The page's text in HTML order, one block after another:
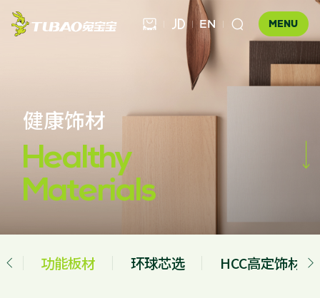
MENU
  EN 
健康饰材
科技木
健康家居
全屋定制
地板
公司介绍
企业文化
发展历程
品牌优势
门店查询
健康饰材
Healthy
Materials

板材 科技木 胶粘材料 工装产品
功能板材 环球芯选 HCC高定饰材
 